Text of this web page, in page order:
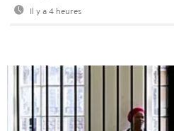
Il y a 4 heures